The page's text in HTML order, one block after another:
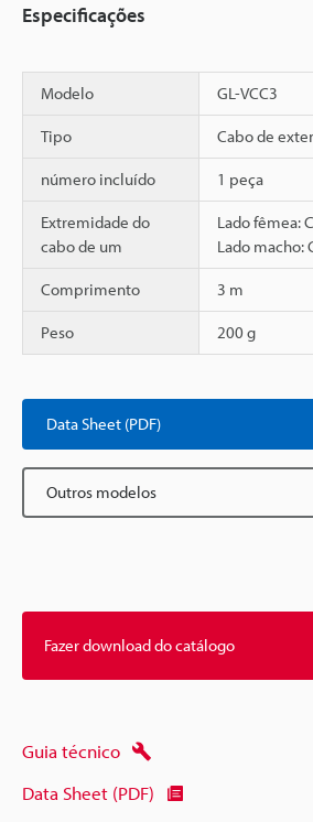
Especificações
Modelo GL-VCC3
Tipo Cabo de
número incluído 1 peça
Extremidade do
cabo de um
Lado fêmea:
Lado macho:
Comprimento 3 m
Peso 200 g
Data Sheet (PDF)
Outros modelos
Fazer download do catálogo
Guia técnico
Data Sheet (PDF)